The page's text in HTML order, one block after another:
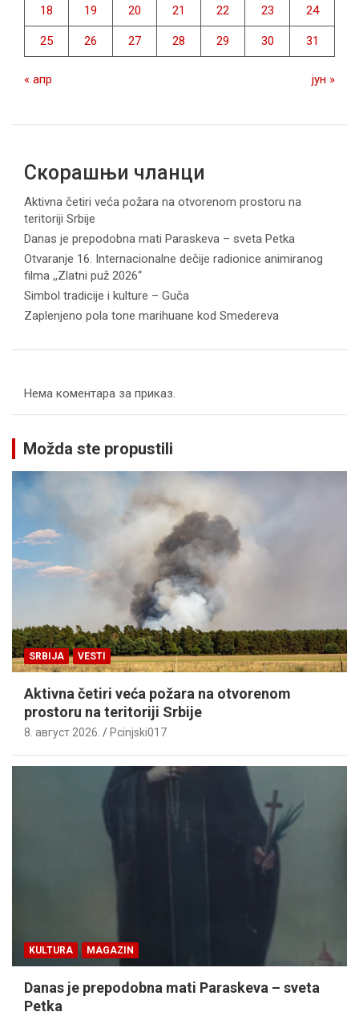
18 19 20 21 22 23 24
25 26 27 28 29 30 31
« апр јун »
Скорашњи чланци
Aktivna četiri veća požara na otvorenom prostoru na
teritoriji Srbije
Danas je prepodobna mati Paraskeva – sveta Petka
Otvaranje 16. Internacionalne dečije radionice animiranog
filma ,,Zlatni puž 2026“
Simbol tradicije i kulture – Guča
Zaplenjeno pola tone marihuane kod Smedereva
Нема коментара за приказ.
Možda ste propustili
SRBIJA VESTI
Aktivna četiri veća požara na otvorenom
prostoru na teritoriji Srbije
8. август 2026. Pcinjski017
KULTURA MAGAZIN
Danas je prepodobna mati Paraskeva – sveta
Petka